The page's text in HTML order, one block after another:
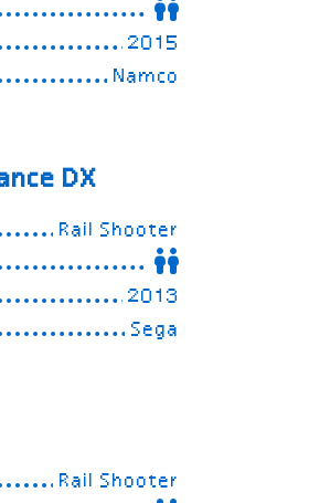
2015
Namco
DX
Rail Shooter
2013
Sega
Rail Shooter